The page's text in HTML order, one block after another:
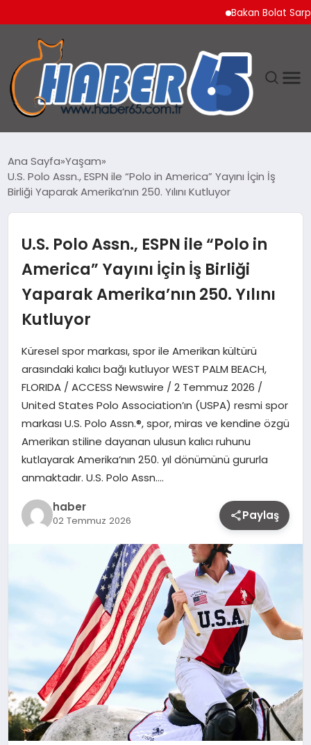
Bakan Bolat Sarp
YAŞAM
Ana Sayfa Yaşam
U.S. Polo Assn., ESPN ile “Polo in America” Yayını İçin İş
Birliği Yaparak Amerika’nın 250. Yılını Kutluyor
U.S. Polo Assn., ESPN ile “Polo in
America” Yayını İçin İş Birliği
Yaparak Amerika’nın 250. Yılını
Kutluyor
Küresel spor markası, spor ile Amerikan kültürü
arasındaki kalıcı bağı kutluyor WEST PALM BEACH,
FLORIDA / ACCESS Newswire / 2 Temmuz 2026 /
United States Polo Association’ın (USPA) resmi spor
markası U.S. Polo Assn.®, spor, miras ve kendine özgü
Amerikan stiline dayanan ulusun kalıcı ruhunu
kutlayarak Amerika’nın 250. yıl dönümünü gururla
anmaktadır. U.S. Polo Assn….
haber
02 Temmuz 2026 Paylaş